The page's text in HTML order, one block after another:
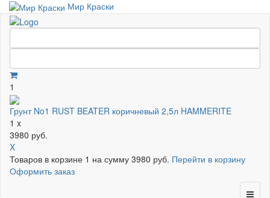
Мир Краски
1
Грунт No1 RUST BEATER коричневый 2,5л HAMMERITE
1 x
3980 руб.
X
Товаров в корзине 1 на сумму 3980 руб. Перейти в корзину
Оформить заказ